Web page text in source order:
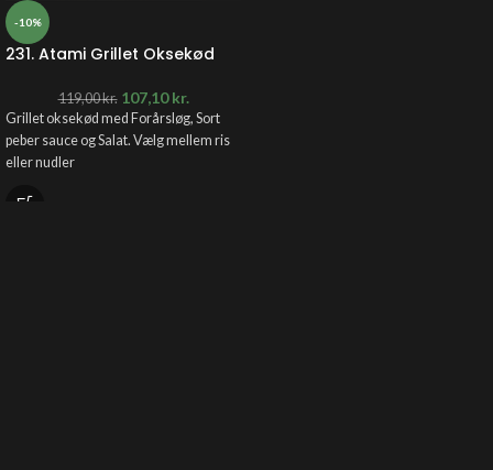
-10%
231. Atami Grillet Oksekød
119,00kr. 107,10kr.
Grillet oksekød med Forårsløg, Sort
peber sauce og Salat. Vælg mellem ris
eller nudler